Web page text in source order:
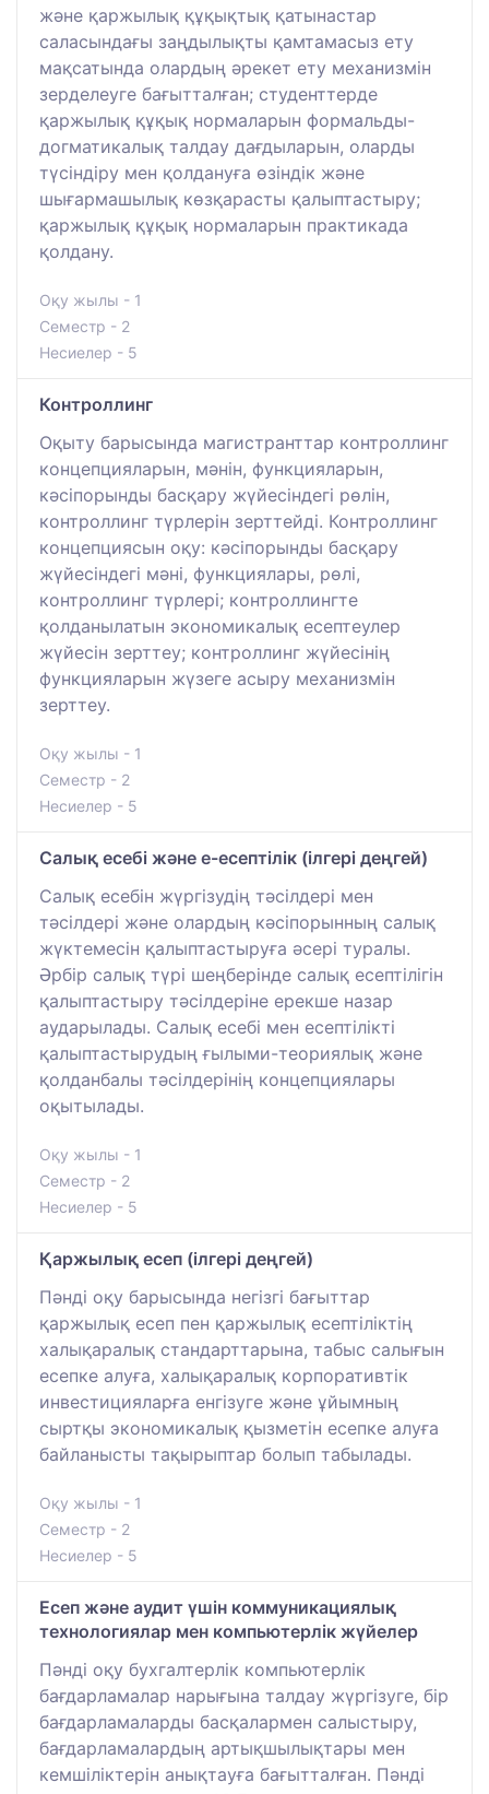
және қаржылық құқықтық қатынастар
саласындағы заңдылықты қамтамасыз ету
мақсатында олардың әрекет ету механизмін
зерделеуге бағытталған; студенттерде
қаржылық құқық нормаларын формальды-
догматикалық талдау дағдыларын, оларды
түсіндіру мен қолдануға өзіндік және
шығармашылық көзқарасты қалыптастыру;
қаржылық құқық нормаларын практикада
қолдану.
Оқу жылы - 1
Семестр - 2
Несиелер - 5
Контроллинг
Оқыту барысында магистранттар контроллинг
концепцияларын, мәнін, функцияларын,
кәсіпорынды басқару жүйесіндегі рөлін,
контроллинг түрлерін зерттейді. Контроллинг
концепциясын оқу: кәсіпорынды басқару
жүйесіндегі мәні, функциялары, рөлі,
контроллинг түрлері; контроллингте
қолданылатын экономикалық есептеулер
жүйесін зерттеу; контроллинг жүйесінің
функцияларын жүзеге асыру механизмін
зерттеу.
Оқу жылы - 1
Семестр - 2
Несиелер - 5
Салық есебі және е-есептілік (ілгері деңгей)
Салық есебін жүргізудің тәсілдері мен
тәсілдері және олардың кәсіпорынның салық
жүктемесін қалыптастыруға әсері туралы.
Әрбір салық түрі шеңберінде салық есептілігін
қалыптастыру тәсілдеріне ерекше назар
аударылады. Салық есебі мен есептілікті
қалыптастырудың ғылыми-теориялық және
қолданбалы тәсілдерінің концепциялары
оқытылады.
Оқу жылы - 1
Семестр - 2
Несиелер - 5
Қаржылық есеп (ілгері деңгей)
Пәнді оқу барысында негізгі бағыттар
қаржылық есеп пен қаржылық есептіліктің
халықаралық стандарттарына, табыс салығын
есепке алуға, халықаралық корпоративтік
инвестицияларға енгізуге және ұйымның
сыртқы экономикалық қызметін есепке алуға
байланысты тақырыптар болып табылады.
Оқу жылы - 1
Семестр - 2
Несиелер - 5
Есеп және аудит үшін коммуникациялық
технологиялар мен компьютерлік жүйелер
Пәнді оқу бухгалтерлік компьютерлік
бағдарламалар нарығына талдау жүргізуге, бір
бағдарламаларды басқалармен салыстыру,
бағдарламалардың артықшылықтары мен
кемшіліктерін анықтауға бағытталған. Пәнді